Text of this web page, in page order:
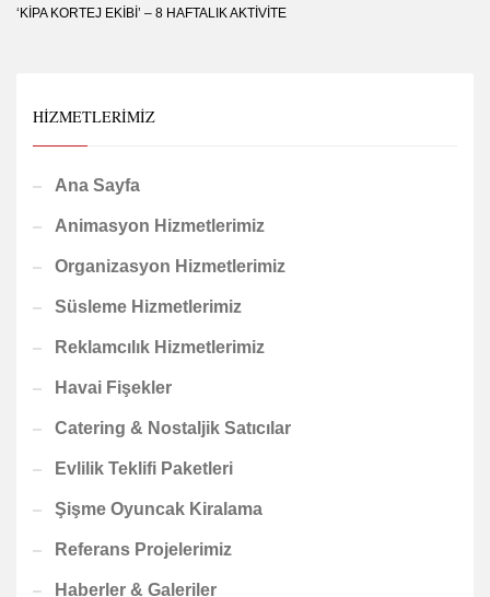
‘KIPA KORTEJ EKIBI’ – 8 HAFTALIK AKTIVITE
HIZMETLERIMIZ
Ana Sayfa
Animasyon Hizmetlerimiz
Organizasyon Hizmetlerimiz
Süsleme Hizmetlerimiz
Reklamcılık Hizmetlerimiz
Havai Fişekler
Catering & Nostaljik Satıcılar
Evlilik Teklifi Paketleri
Şişme Oyuncak Kiralama
Referans Projelerimiz
Haberler & Galeriler